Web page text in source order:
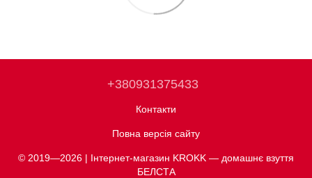
+380931375433
Контакти
Повна версія сайту
© 2019—2026 | Інтернет-магазин KROKK — домашнє взуття
БЕЛСТА